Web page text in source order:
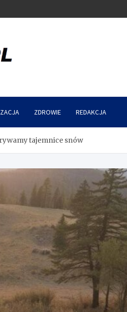
ZDROWIE REDAKCJA
tajemnice snów